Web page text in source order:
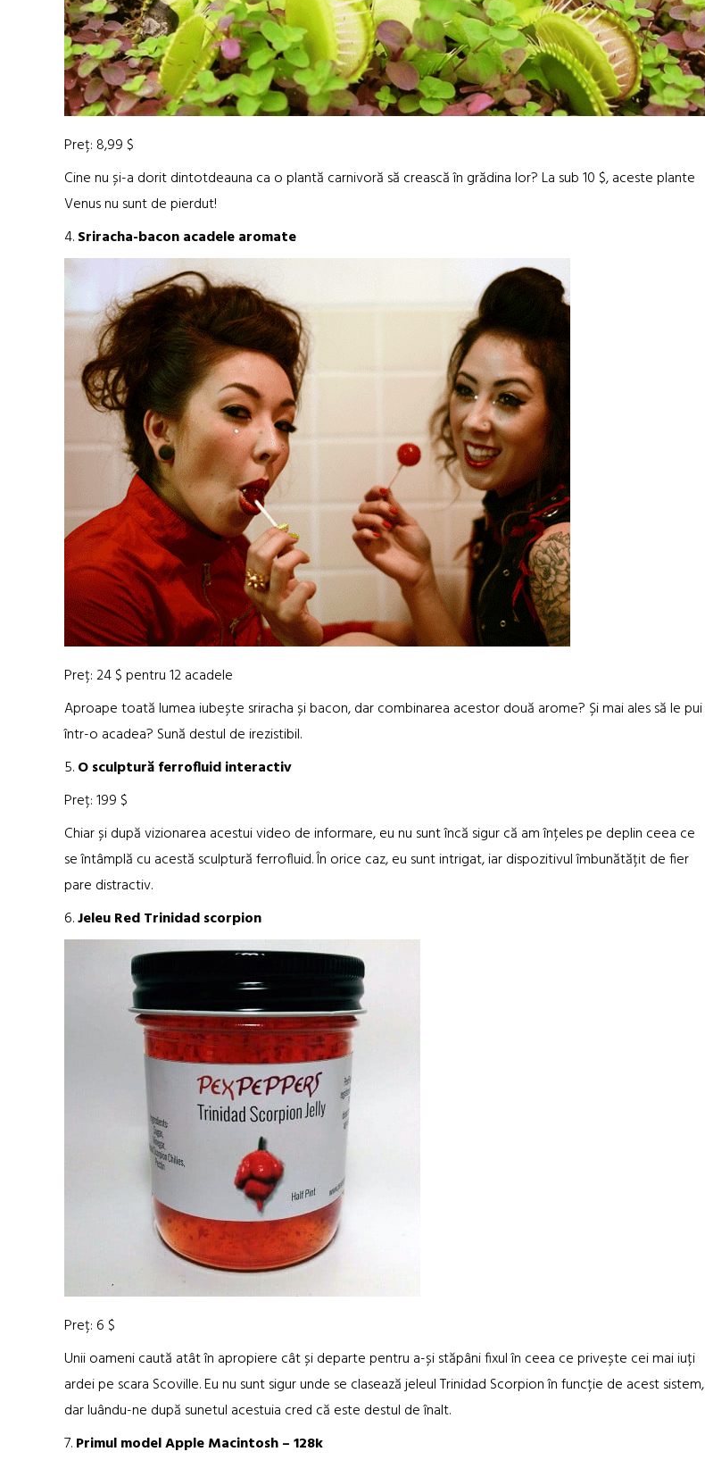
Preț: 8,99 $
Cine nu și-a dorit dintotdeauna ca o plantă carnivoră să crească în grădina lor? La sub 10 $, aceste plante
Venus nu sunt de pierdut!
4.Sriracha-bacon acadele aromate
Preț: 24 $ pentru 12 acadele
Aproape toată lumea iubește sriracha și bacon, dar combinarea acestor două arome? Și mai ales să le pui
într-o acadea? Sună destul de irezistibil.
5.O sculptură ferrofluid interactiv
Preț: 199 $
Chiar și după vizionarea acestui video de informare, eu nu sunt încă sigur că am înțeles pe deplin ceea ce
se întâmplă cu acestă sculptură ferrofluid. În orice caz, eu sunt intrigat, iar dispozitivul îmbunătățit de fier
pare distractiv.
6.Jeleu Red Trinidad scorpion
Preț: 6 $
Unii oameni caută atât în apropiere cât și departe pentru a-și stăpâni fixul în ceea ce privește cei mai iuți
ardei pe scara Scoville. Eu nu sunt sigur unde se clasează jeleul Trinidad Scorpion în funcție de acest sistem,
dar luându-ne după sunetul acestuia cred că este destul de înalt.
7.Primul model Apple Macintosh – 128k